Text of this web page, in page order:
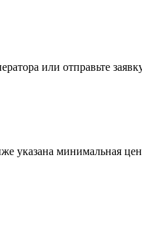
или отправьте
указана минимальная